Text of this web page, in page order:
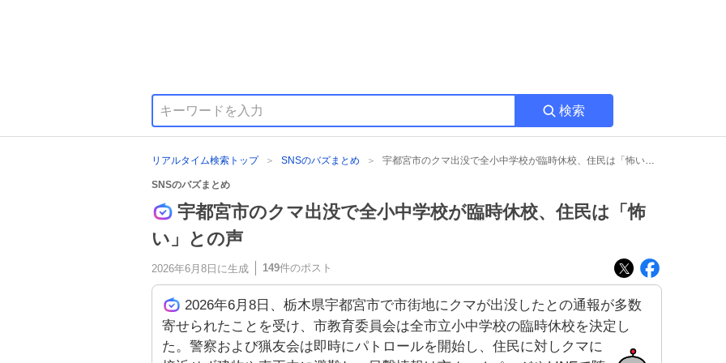
検索
リアルタイム検索トップ SNSのバズまとめ 宇都宮市のクマ出没で全小中学校が臨時休校、住民は「怖い」との声
SNSのバズまとめ
宇都宮市のクマ出没で全小中学校が臨時休校、住民は「怖
い」との声
2026年6月8日 に生成 149件のポスト
2026年6月8日、栃木県宇都宮市で市街地にクマが出没したとの通報が多数
寄せられたことを受け、市教育委員会は全市立小中学校の臨時休校を決定し
た。警察および猟友会は即時にパトロールを開始し、住民に対しクマに